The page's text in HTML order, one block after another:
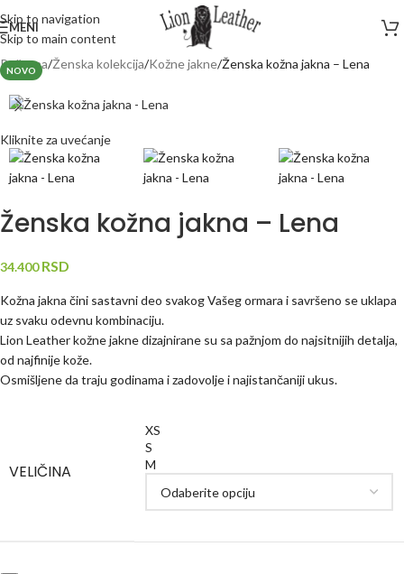
Skip to navigation
Skip to main content
MENI
Početna Ženska kolekcija Kožne jakne Ženska kožna jakna – Lena
NOVO
Kliknite za uvećanje
Ženska kožna jakna – Lena
34.400RSD
Kožna jakna čini sastavni deo svakog Vašeg ormara i savršeno se uklapa
uz svaku odevnu kombinaciju.
Lion Leather kožne jakne dizajnirane su sa pažnjom do najsitnijih detalja,
od najfinije kože.
Osmišljene da traju godinama i zadovolje i najistančaniji ukus.
VELIČINA
XS
S
M